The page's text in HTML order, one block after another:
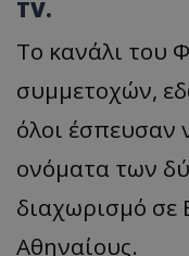
TV.
Το κανάλι του
συμμετοχών,
όλοι έσπευσαν
ονόματα των
διαχωρισμό σε
Αθηναίους.